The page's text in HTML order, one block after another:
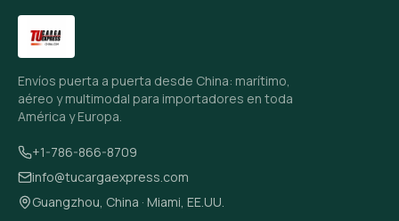
Envíos puerta a puerta desde China: marítimo,
aéreo y multimodal para importadores en toda
América y Europa.
+1-786-866-8709
info@tucargaexpress.com
Guangzhou, China · Miami, EE.UU.